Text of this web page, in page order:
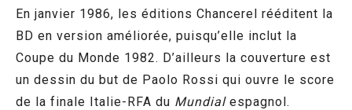
En janvier 1986, les éditions Chancerel rééditent la
BD en version améliorée, puisqu’elle inclut la
Coupe du Monde 1982. D’ailleurs la couverture est
un dessin du but de Paolo Rossi qui ouvre le score
de la finale Italie-RFA du Mundialespagnol.